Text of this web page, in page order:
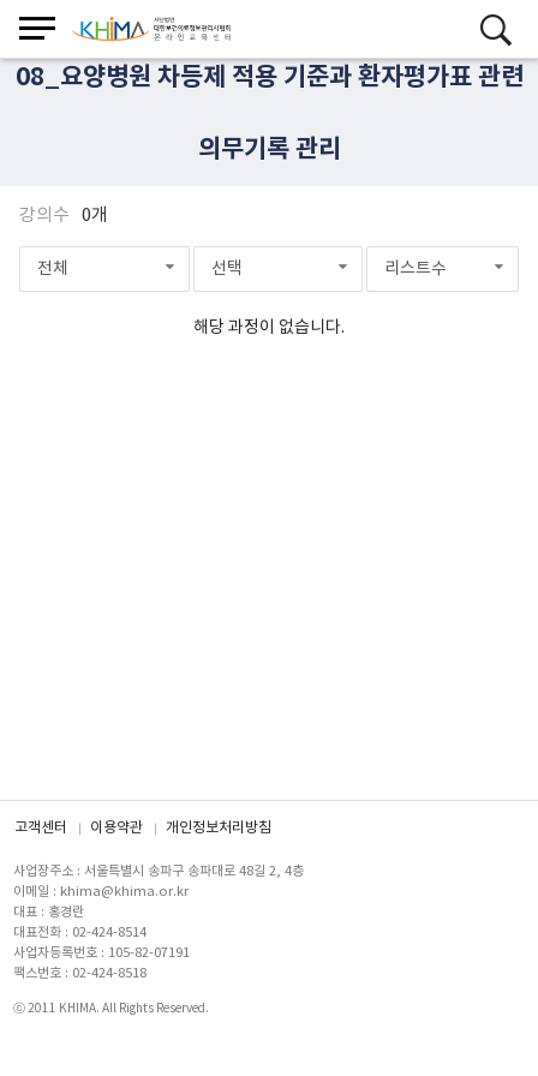
08_요양병원 차등제 적용 기준과 환자평가표 관련
의무기록 관리
강의수 0개
전체 선택 리스트수
해당 과정이 없습니다.
고객센터 이용약관 개인정보처리방침
사업장주소 : 서울특별시 송파구 송파대로 48길 2, 4층
이메일 : khima@khima.or.kr
대표 : 홍경란
대표전화 : 02-424-8514
사업자등록번호 : 105-82-07191
팩스번호 : 02-424-8518
ⓒ 2011 KHIMA. All Rights Reserved.